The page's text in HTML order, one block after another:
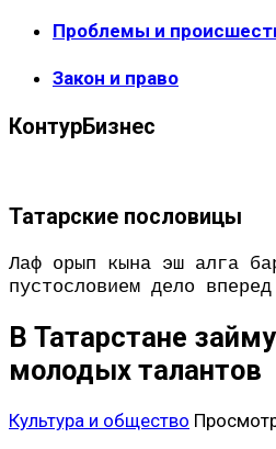
Проблемы и
Закон и право
КонтурБизнес
Татарские пословицы
Лаф орып кына эш алга
пустословием дело
В Татарстане
молодых талантов
Культура и общество